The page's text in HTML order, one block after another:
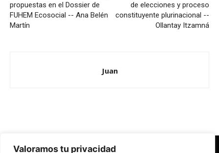
Valoramos tu privacidad
propuestas en el Dossier de
FUHEM Ecosocial -- Ana Belén
Martín
de elecciones y proceso
constituyente plurinacional --
Ollantay Itzamná
Juan